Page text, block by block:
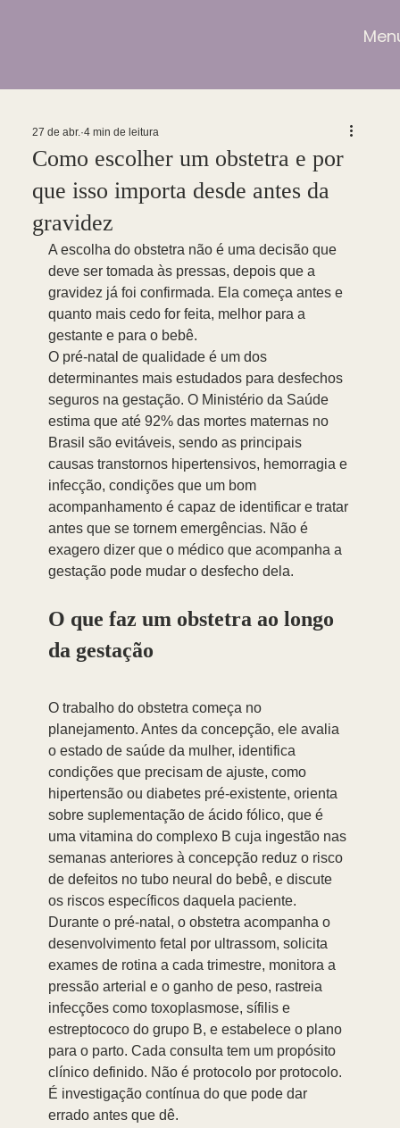
Como escolher um obstetra e por
que isso importa desde antes da
gravidez
27 de abr. 4 min de leitura
A escolha do obstetra não é uma decisão que
deve ser tomada às pressas, depois que a
gravidez já foi confirmada. Ela começa antes e
quanto mais cedo for feita, melhor para a
gestante e para o bebê.
O pré-natal de qualidade é um dos
determinantes mais estudados para desfechos
seguros na gestação. O Ministério da Saúde
estima que até 92% das mortes maternas no
Brasil são evitáveis, sendo as principais
causas transtornos hipertensivos, hemorragia e
infecção, condições que um bom
acompanhamento é capaz de identificar e tratar
antes que se tornem emergências. Não é
exagero dizer que o médico que acompanha a
gestação pode mudar o desfecho dela.
O que faz um obstetra ao longo
da gestação
O trabalho do obstetra começa no
planejamento. Antes da concepção, ele avalia
o estado de saúde da mulher, identifica
condições que precisam de ajuste, como
hipertensão ou diabetes pré-existente, orienta
sobre suplementação de ácido fólico, que é
uma vitamina do complexo B cuja ingestão nas
semanas anteriores à concepção reduz o risco
de defeitos no tubo neural do bebê, e discute
os riscos específicos daquela paciente.
Durante o pré-natal, o obstetra acompanha o
desenvolvimento fetal por ultrassom, solicita
exames de rotina a cada trimestre, monitora a
pressão arterial e o ganho de peso, rastreia
infecções como toxoplasmose, sífilis e
estreptococo do grupo B, e estabelece o plano
para o parto. Cada consulta tem um propósito
clínico definido. Não é protocolo por protocolo.
É investigação contínua do que pode dar
errado antes que dê.